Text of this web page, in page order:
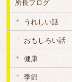
所長ブログ
うれしい話
おもしろい話
健康
季節